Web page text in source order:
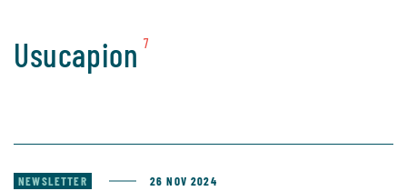
Usucapion 7
NEWSLETTER 26 NOV 2024